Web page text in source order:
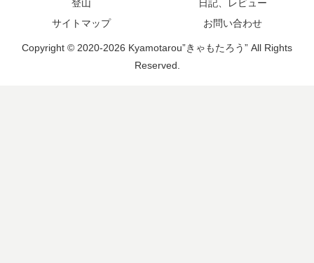
登山
日記、レビュー
サイトマップ
お問い合わせ
Copyright © 2020-2026 Kyamotarou”きゃもたろう” All Rights
Reserved.